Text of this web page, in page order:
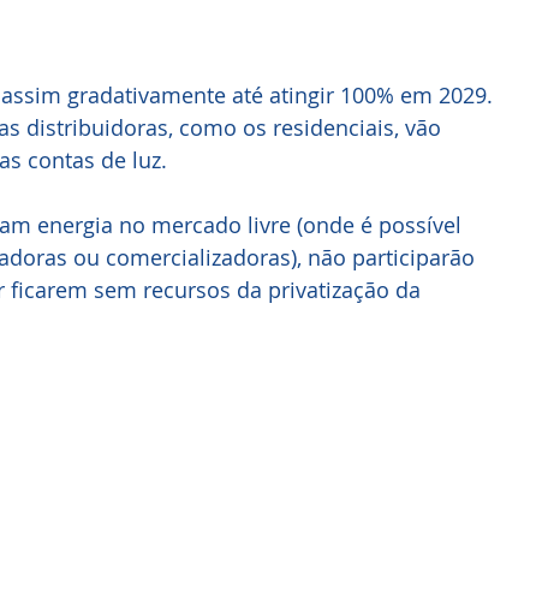
gradativamente até atingir 100% em 2029.
distribuidoras, como os residenciais, vão
contas de luz.
energia no mercado livre (onde é possível
ou comercializadoras), não participarão
ficarem sem recursos da privatização da